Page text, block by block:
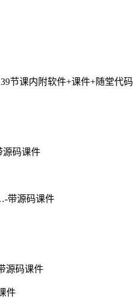
节课内附软件+课件+随堂代码
源码课件
带源码课件
源码课件
件